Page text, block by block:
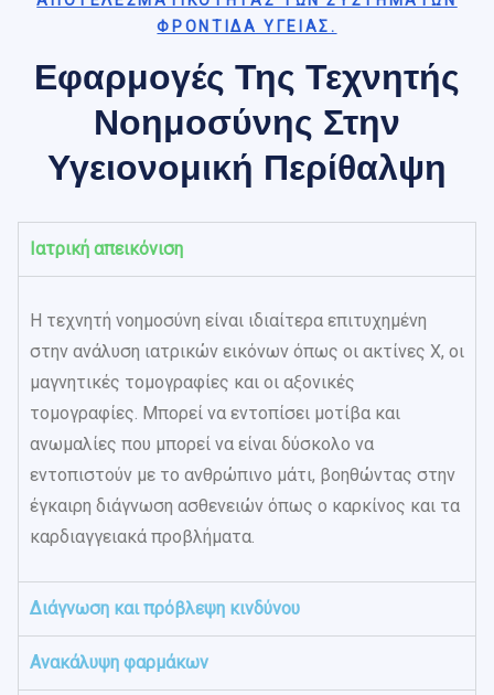
ΦΡΟΝΤΊΔΑ ΥΓΕΊΑΣ.
Εφαρμογές Της Τεχνητής
Νοημοσύνης Στην
Υγειονομική Περίθαλψη
Ιατρική απεικόνιση
Η τεχνητή νοημοσύνη είναι ιδιαίτερα επιτυχημένη
στην ανάλυση ιατρικών εικόνων όπως οι ακτίνες Χ, οι
μαγνητικές τομογραφίες και οι αξονικές
τομογραφίες. Μπορεί να εντοπίσει μοτίβα και
ανωμαλίες που μπορεί να είναι δύσκολο να
εντοπιστούν με το ανθρώπινο μάτι, βοηθώντας στην
έγκαιρη διάγνωση ασθενειών όπως ο καρκίνος και τα
καρδιαγγειακά προβλήματα.
Διάγνωση και πρόβλεψη κινδύνου
Ανακάλυψη φαρμάκων